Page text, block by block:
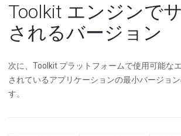
Toolkit エンジンで
されるバージョン
次に、Toolkit プラットフォームで使用可能な
されているアプリケーションの最小バージョ
す。